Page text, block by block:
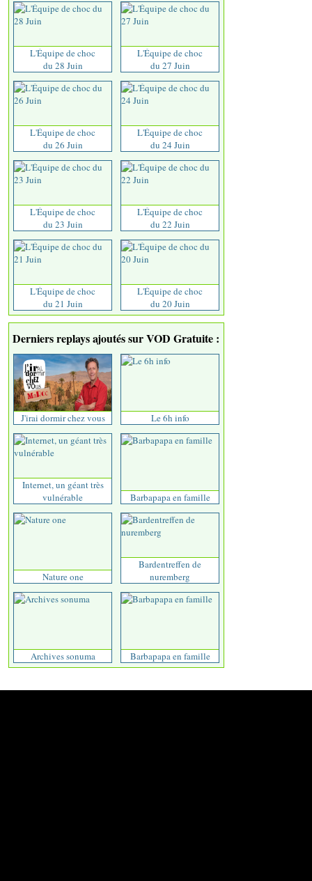
L'Équipe de choc
du 28 Juin
L'Équipe de choc
du 27 Juin
L'Équipe de choc
du 26 Juin
L'Équipe de choc
du 24 Juin
L'Équipe de choc
du 23 Juin
L'Équipe de choc
du 22 Juin
L'Équipe de choc
du 21 Juin
L'Équipe de choc
du 20 Juin
Derniers replays ajoutés sur VOD Gratuite :
J'irai dormir chez vous Le 6h info
Internet, un géant très
vulnérable
Barbapapa en famille
Nature one
Bardentreffen de
nuremberg
Archives sonuma Barbapapa en famille